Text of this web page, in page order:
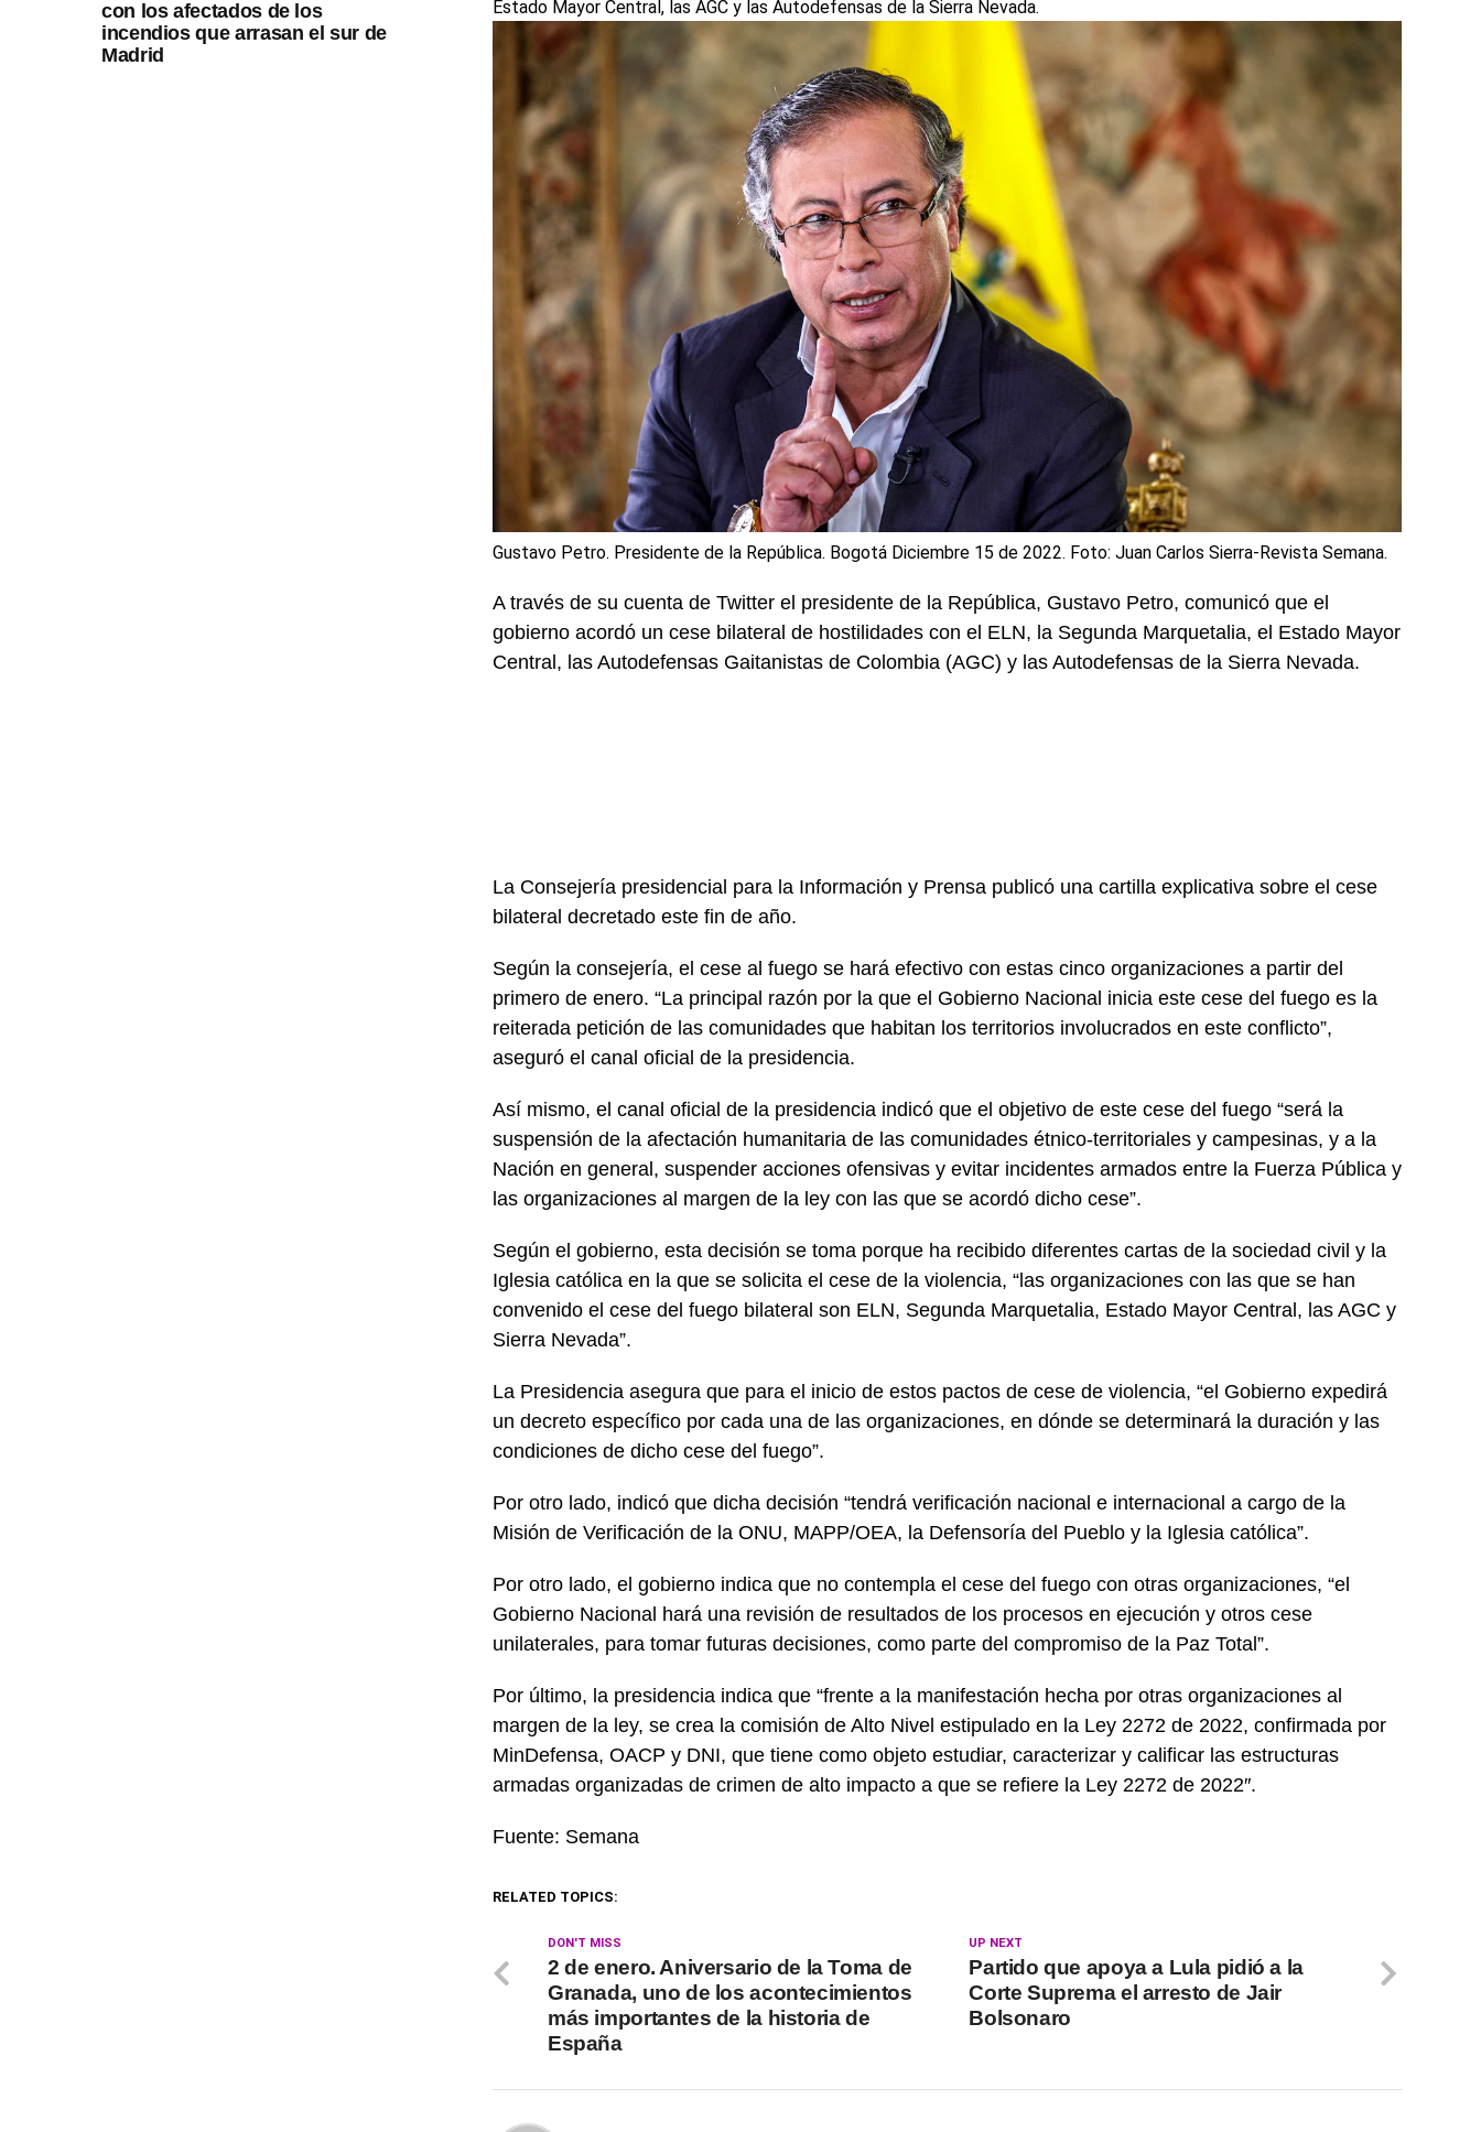
con los afectados de los
incendios que arrasan el sur de
Madrid
Estado Mayor Central, las AGC y las Autodefensas de la Sierra Nevada.
Gustavo Petro. Presidente de la República. Bogotá Diciembre 15 de 2022. Foto: Juan Carlos Sierra-Revista Semana.
A través de su cuenta de Twitter el presidente de la República, Gustavo Petro, comunicó que el
gobierno acordó un cese bilateral de hostilidades con el ELN, la Segunda Marquetalia, el Estado Mayor
Central, las Autodefensas Gaitanistas de Colombia (AGC) y las Autodefensas de la Sierra Nevada.
La Consejería presidencial para la Información y Prensa publicó una cartilla explicativa sobre el cese
bilateral decretado este fin de año.
Según la consejería, el cese al fuego se hará efectivo con estas cinco organizaciones a partir del
primero de enero. “La principal razón por la que el Gobierno Nacional inicia este cese del fuego es la
reiterada petición de las comunidades que habitan los territorios involucrados en este conflicto”,
aseguró el canal oficial de la presidencia.
Así mismo, el canal oficial de la presidencia indicó que el objetivo de este cese del fuego “será la
suspensión de la afectación humanitaria de las comunidades étnico-territoriales y campesinas, y a la
Nación en general, suspender acciones ofensivas y evitar incidentes armados entre la Fuerza Pública y
las organizaciones al margen de la ley con las que se acordó dicho cese”.
Según el gobierno, esta decisión se toma porque ha recibido diferentes cartas de la sociedad civil y la
Iglesia católica en la que se solicita el cese de la violencia, “las organizaciones con las que se han
convenido el cese del fuego bilateral son ELN, Segunda Marquetalia, Estado Mayor Central, las AGC y
Sierra Nevada”.
La Presidencia asegura que para el inicio de estos pactos de cese de violencia, “el Gobierno expedirá
un decreto específico por cada una de las organizaciones, en dónde se determinará la duración y las
condiciones de dicho cese del fuego”.
Por otro lado, indicó que dicha decisión “tendrá verificación nacional e internacional a cargo de la
Misión de Verificación de la ONU, MAPP/OEA, la Defensoría del Pueblo y la Iglesia católica”.
Por otro lado, el gobierno indica que no contempla el cese del fuego con otras organizaciones, “el
Gobierno Nacional hará una revisión de resultados de los procesos en ejecución y otros cese
unilaterales, para tomar futuras decisiones, como parte del compromiso de la Paz Total”.
Por último, la presidencia indica que “frente a la manifestación hecha por otras organizaciones al
margen de la ley, se crea la comisión de Alto Nivel estipulado en la Ley 2272 de 2022, confirmada por
MinDefensa, OACP y DNI, que tiene como objeto estudiar, caracterizar y calificar las estructuras
armadas organizadas de crimen de alto impacto a que se refiere la Ley 2272 de 2022″.
Fuente: Semana
RELATED TOPICS:
UP NEXT
Partido que apoya a Lula pidió a la
Corte Suprema el arresto de Jair
Bolsonaro
DON'T MISS
2 de enero. Aniversario de la Toma de
Granada, uno de los acontecimientos
más importantes de la historia de
España